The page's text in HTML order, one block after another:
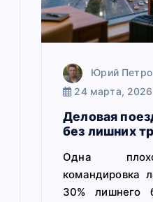
Юрий
24 марта, 2026
Деловая
без лишних
Одна
командировка
30% лишнего